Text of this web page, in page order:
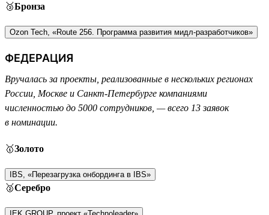
🥉Бронза
Ozon Tech, «Route 256. Программа развития мидл-разработчиков»
ФЕДЕРАЦИЯ
Вручалась за проекты, реализованные в нескольких регионах
России, Москве и Санкт-Петербурге компаниями
численностью до 5000 сотрудников, — всего 13 заявок
в номинации.
🥇Золото
IBS, «Перезагрузка онбординга в IBS»
🥈Серебро